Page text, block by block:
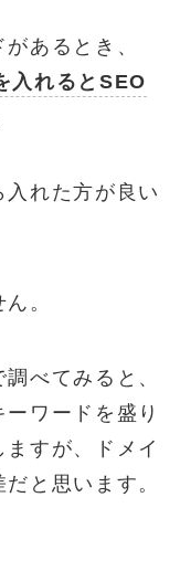
あるとき、
入れるとSEO
れた方が良い
。
べてみると、
ワードを盛り
すが、ドメイ
と思います。